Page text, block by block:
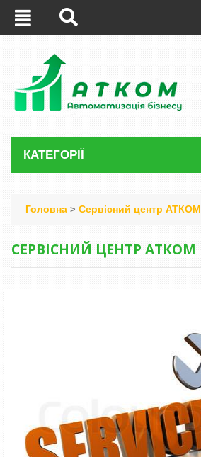
КАТЕГОРІЇ
Головна > Сервісний центр АТКОМ
СЕРВІСНИЙ ЦЕНТР АТКОМ